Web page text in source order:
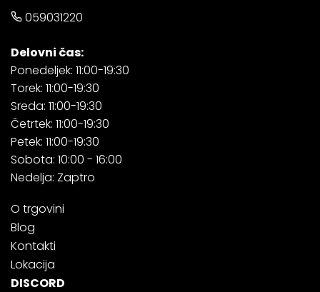
059031220
Delovni čas:
Ponedeljek: 11:00-19:30
Torek: 11:00-19:30
Sreda: 11:00-19:30
Četrtek: 11:00-19:30
Petek: 11:00-19:30
Sobota: 10:00 - 16:00
Nedelja: Zaptro
O trgovini
Blog
Kontakti
Lokacija
DISCORD